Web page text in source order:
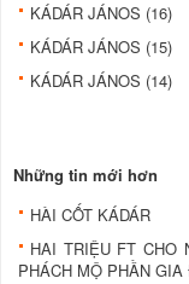
KÁDÁR JÁNOS (16)
KÁDÁR JÁNOS (15)
KÁDÁR JÁNOS (14)
Những tin mới hơn
HÀI CỐT KÁDÁR
HAI TRIỆU FT CHO
PHÁCH MỘ PHẦN